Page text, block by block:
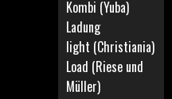
Kombi (Yuba)
Ladung
light (Christiania)
Load (Riese und
Müller)